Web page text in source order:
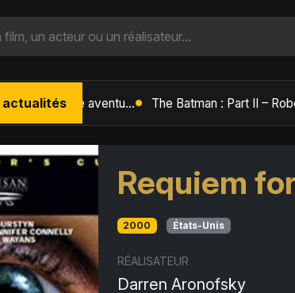
actualités L'Âge de Glace : Le Réveil du Volcan – Manny, Sid et Diego de retour pour une aventure explosive
Requiem
2000 États-Unis
RÉALISATEUR
Darren Aronofsky